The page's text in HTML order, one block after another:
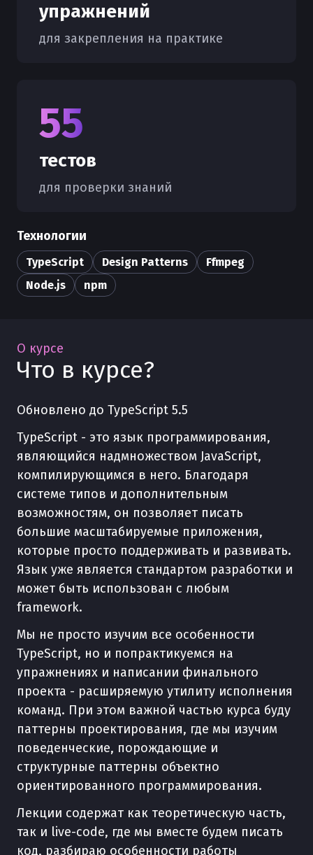
упражнений
для закрепления на практике
55
тестов
для проверки знаний
Технологии
TypeScript Design Patterns
Ffmpeg
Node.js
npm
О курсе
Что в курсе?
Обновлено до TypeScript 5.5
TypeScript - это язык программирования,
являющийся надмножеством JavaScript,
компилирующимся в него. Благодаря
системе типов и дополнительным
возможностям, он позволяет писать
большие масштабируемые приложения,
которые просто поддерживать и развивать.
Язык уже является стандартом разработки и
может быть использован с любым
framework.
Мы не просто изучим все особенности
TypeScript, но и попрактикуемся на
упражнениях и написании финального
проекта - расширяемую утилиту исполнения
команд. При этом важной частью курса буду
паттерны проектирования, где мы изучим
поведенческие, порождающие и
структурные паттерны объектно
ориентированного программирования.
Лекции содержат как теоретическую часть,
так и live-code, где мы вместе будем писать
код, разбираю особенности работы